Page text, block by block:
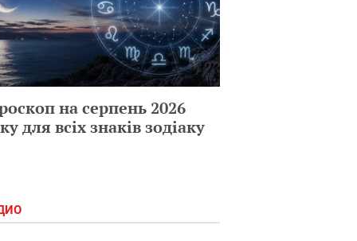
на серпень 2026
для всіх знаків зодіаку